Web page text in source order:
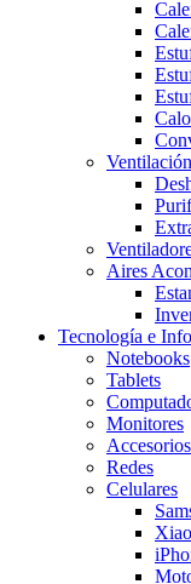
Ventilación
Aires
Tecnología e
Notebooks
Tablets
Monitores
Accesorios
Redes
Celulares